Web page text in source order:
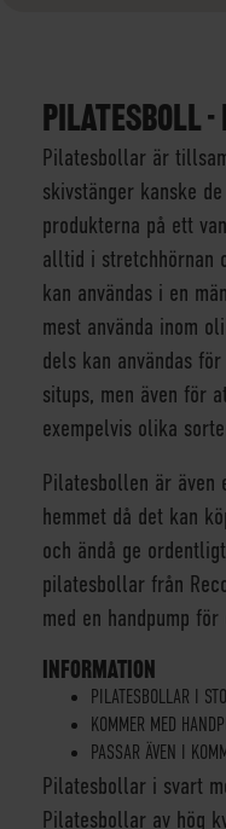
PILATESBOLL -
Pilatesbollar är
skivstänger kanske
produkterna på ett
alltid i stretchhörnan
kan användas i en
mest använda inom
dels kan användas
situps, men även för
exempelvis olika
Pilatesbollen är även
hemmet då det kan
och ändå ge
pilatesbollar från
med en handpump
INFORMATION
PILATESBOLLAR I
KOMMER MED
PASSAR ÄVEN I
Pilatesbollar i svart
Pilatesbollar av hög